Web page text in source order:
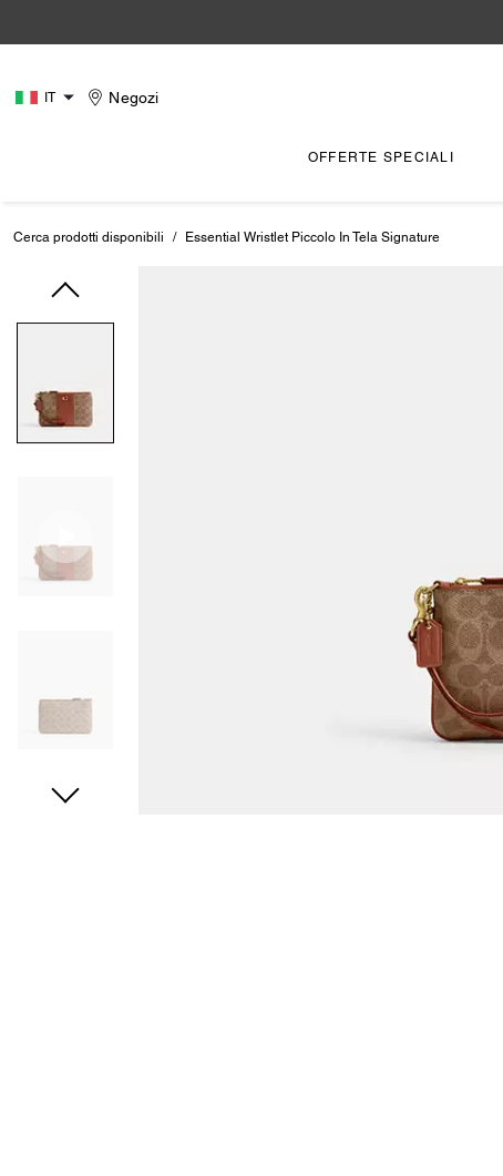
IT Negozi
OFFERTE SPECIALI
Cerca prodotti disponibili / Essential Wristlet Piccolo In Tela Signature